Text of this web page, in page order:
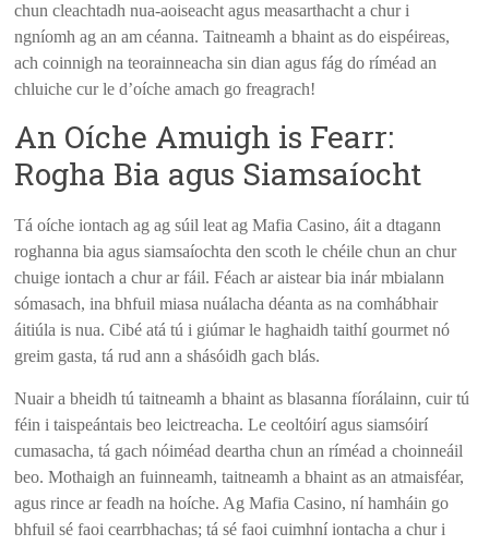
chun cleachtadh nua-aoiseacht agus measarthacht a chur i
ngníomh ag an am céanna. Taitneamh a bhaint as do eispéireas,
ach coinnigh na teorainneacha sin dian agus fág do ríméad an
chluiche cur le d’oíche amach go freagrach!
An Oíche Amuigh is Fearr:
Rogha Bia agus Siamsaíocht
Tá oíche iontach ag ag súil leat ag Mafia Casino, áit a dtagann
roghanna bia agus siamsaíochta den scoth le chéile chun an chur
chuige iontach a chur ar fáil. Féach ar aistear bia inár mbialann
sómasach, ina bhfuil miasa nuálacha déanta as na comhábhair
áitiúla is nua. Cibé atá tú i giúmar le haghaidh taithí gourmet nó
greim gasta, tá rud ann a shásóidh gach blás.
Nuair a bheidh tú taitneamh a bhaint as blasanna fíorálainn, cuir tú
féin i taispeántais beo leictreacha. Le ceoltóirí agus siamsóirí
cumasacha, tá gach nóiméad deartha chun an ríméad a choinneáil
beo. Mothaigh an fuinneamh, taitneamh a bhaint as an atmaisféar,
agus rince ar feadh na hoíche. Ag Mafia Casino, ní hamháin go
bhfuil sé faoi cearrbhachas; tá sé faoi cuimhní iontacha a chur i